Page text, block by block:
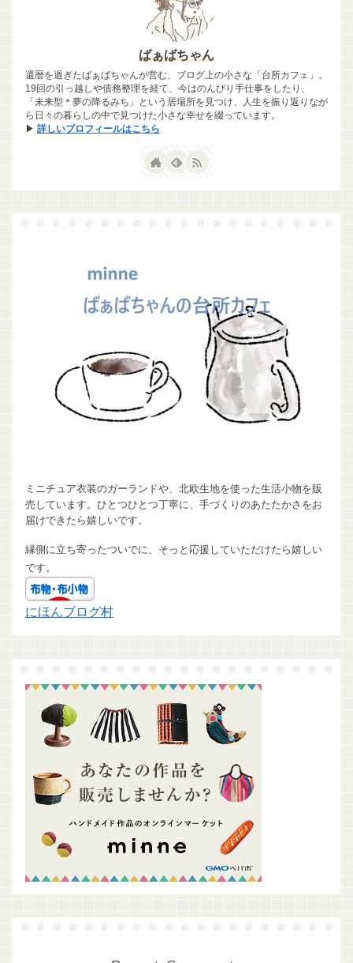
ばぁばちゃん
還暦を過ぎたばぁばちゃんが営む、ブログ上の小さな「台所カフェ」。
19回の引っ越しや債務整理を経て、今はのんびり手仕事をしたり、
「未来型＊夢の降るみち」という居場所を見つけ、人生を振り返りなが
ら日々の暮らしの中で見つけた小さな幸せを綴っています。
▶ 詳しいプロフィールはこちら
ミニチュア衣装のガーランドや、北欧生地を使った生活小物を販
売しています。ひとつひとつ丁寧に、手づくりのあたたかさをお
届けできたら嬉しいです。
縁側に立ち寄ったついでに、そっと応援していただけたら嬉しい
です。
にほんブログ村